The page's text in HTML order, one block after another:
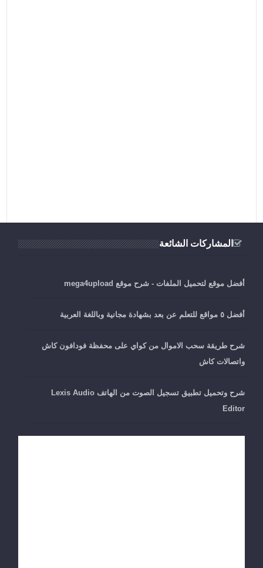
المشاركات الشائعة
أفضل موقع لتحميل الملفات - شرح موقع mega4upload
أفضل ٥ مواقع للتعلم عن بعد بشهادة مجانية وباللغة العربية
شرح طريقة سحب الاموال من كواي على محفظة فودافون كاش
واتصالات كاش
شرح وتحميل تطبيق تسجيل الصوت من الهاتف Lexis Audio
Editor